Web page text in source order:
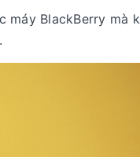
máy BlackBerry mà